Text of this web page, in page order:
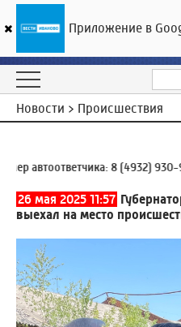
Новости > Происшествия
автоответчика:8 (4932) 930-930
26 мая 2025 11:57
выехал на место
Приложение в